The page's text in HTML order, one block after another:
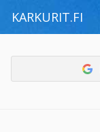
KARKURIT.FI